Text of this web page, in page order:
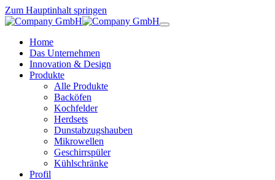
Zum Hauptinhalt springen
Home
Das Unternehmen
Innovation & Design
Produkte
Alle Produkte
Backöfen
Kochfelder
Herdsets
Dunstabzugshauben
Mikrowellen
Geschirrspüler
Kühlschränke
Profil